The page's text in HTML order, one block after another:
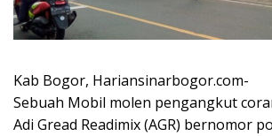
Kab Bogor, Hariansinarbogor.com-
Sebuah Mobil molen pengangkut
Adi Gread Readimix (AGR) bernomor